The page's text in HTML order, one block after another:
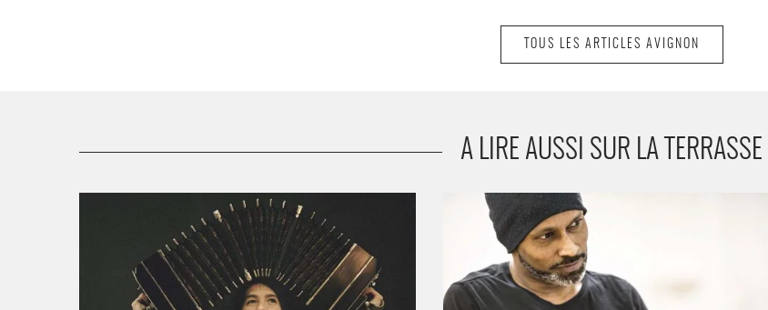
TOUS LES ARTICLES AVIGNON
A LIRE AUSSI SUR LA TERRASSE
Louise Jallu, bandonéoniste part sur le Chemin de
Buenos Aires - Critique sortie Avignon / 2019 Avignon
Avignon Off. Chapelle de l’Oratoire
Outwitting the Devil, Chorégraphie Akram Khan - Critique
sortie Avignon / 2019 Avignon Festival d’Avignon. Cour
d’honneur du Palais des papes